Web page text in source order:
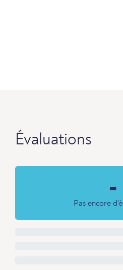
Évaluations
-
Pas encore